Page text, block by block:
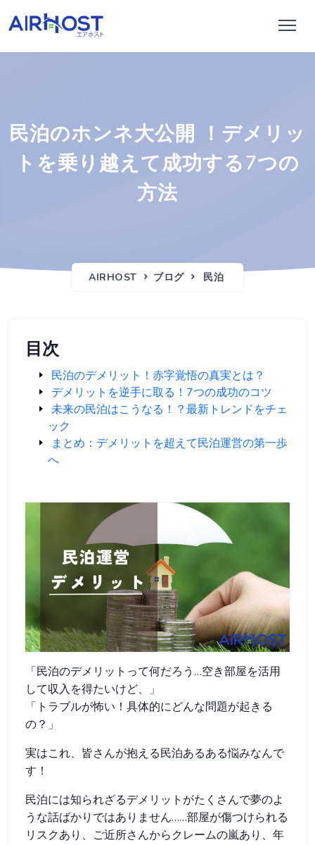
民泊のホンネ大公開 ！デメリッ
トを乗り越えて成功する7つの
方法
AIRHOST ブログ 民泊
目次
民泊のデメリット！赤字覚悟の真実とは？
デメリットを逆手に取る！7つの成功のコツ
未来の民泊はこうなる！？最新トレンドをチェ
ック
まとめ：デメリットを超えて民泊運営の第一歩
へ
「民泊のデメリットって何だろう…空き部屋を活用
して収入を得たいけど、」
「トラブルが怖い！具体的にどんな問題が起きる
の？」
実はこれ、皆さんが抱える民泊あるある悩みなんで
す！
民泊には知られざるデメリットがたくさんで夢のよ
うな話ばかりではありません……部屋が傷つけられる
リスクあり、ご近所さんからクレームの嵐あり、年